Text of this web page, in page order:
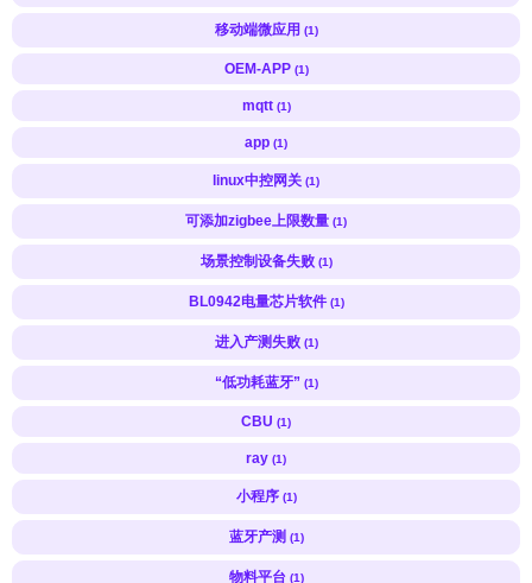
移动端微应用 (1)
OEM-APP (1)
mqtt (1)
app (1)
linux中控网关 (1)
可添加zigbee上限数量 (1)
场景控制设备失败 (1)
BL0942电量芯片软件 (1)
进入产测失败 (1)
“低功耗蓝牙” (1)
CBU (1)
ray (1)
小程序 (1)
蓝牙产测 (1)
物料平台 (1)